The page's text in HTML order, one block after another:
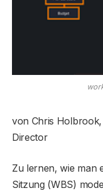
von Chris
Director
Zu lernen, wie man
Sitzung (WBS)